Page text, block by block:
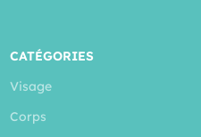
CATÉGORIES
Visage
Corps